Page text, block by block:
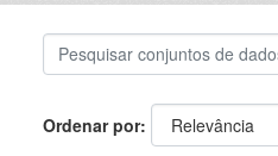
Ordenar por